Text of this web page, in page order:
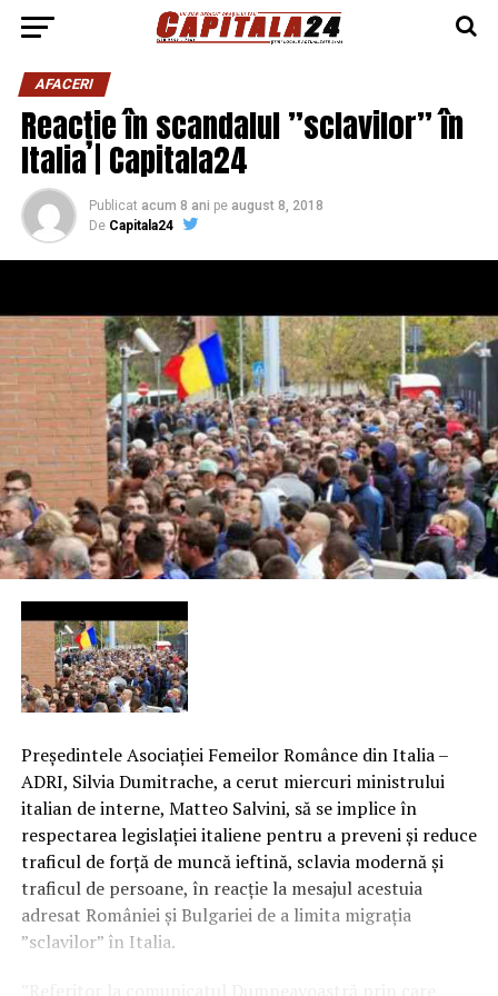
AFACERI
Reacție în scandalul ”sclavilor” în
Italia | Capitala24
Publicat acum 8 ani pe august 8, 2018
De Capitala24
Preşedintele Asociaţiei Femeilor Românce din Italia –
ADRI, Silvia Dumitrache, a cerut miercuri ministrului
italian de interne, Matteo Salvini, să se implice în
respectarea legislaţiei italiene pentru a preveni şi reduce
traficul de forţă de muncă ieftină, sclavia modernă şi
traficul de persoane, în reacţie la mesajul acestuia
adresat României şi Bulgariei de a limita migraţia
”sclavilor” în Italia.